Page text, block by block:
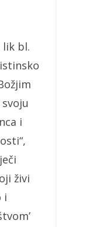
lik bl.
i
živi
i